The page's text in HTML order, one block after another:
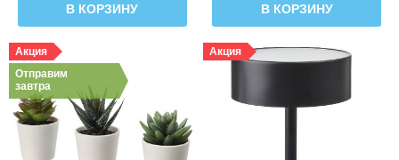
В КОРЗИНУ В КОРЗИНУ
Акция
Отправим
завтра
Акция